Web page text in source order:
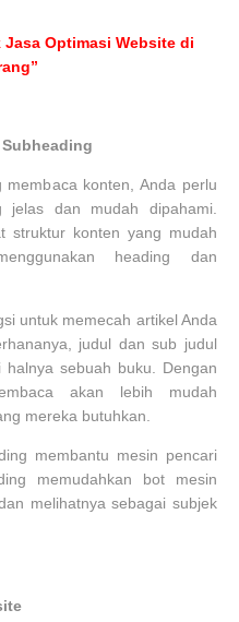
Optimasi Website di
membaca konten, Anda perlu
jelas dan mudah dipahami.
struktur konten yang mudah
heading dan
untuk memecah artikel Anda
judul dan sub judul
sebuah buku. Dengan
akan lebih mudah
mereka butuhkan.
membantu mesin pencari
memudahkan bot mesin
melihatnya sebagai subjek